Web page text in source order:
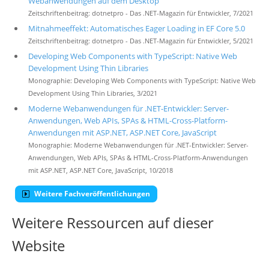
Zeitschriftenbeitrag: dotnetpro - Das .NET-Magazin für Entwickler, 7/2021
Mitnahmeeffekt: Automatisches Eager Loading in EF Core 5.0
Zeitschriftenbeitrag: dotnetpro - Das .NET-Magazin für Entwickler, 5/2021
Developing Web Components with TypeScript: Native Web
Development Using Thin Libraries
Monographie: Developing Web Components with TypeScript: Native Web
Development Using Thin Libraries, 3/2021
Moderne Webanwendungen für .NET-Entwickler: Server-
Anwendungen, Web APIs, SPAs & HTML-Cross-Platform-
Anwendungen mit ASP.NET, ASP.NET Core, JavaScript
Monographie: Moderne Webanwendungen für .NET-Entwickler: Server-
Anwendungen, Web APIs, SPAs & HTML-Cross-Platform-Anwendungen
mit ASP.NET, ASP.NET Core, JavaScript, 10/2018
Weitere Fachveröffentlichungen
Weitere Ressourcen auf dieser
Website